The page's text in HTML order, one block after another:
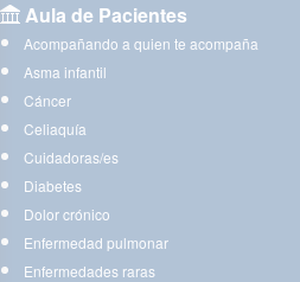
Aula de Pacientes
Acompañando a quien te acompaña
Asma infantil
Cáncer
Celiaquía
Cuidadoras/es
Diabetes
Dolor crónico
Enfermedad pulmonar
Enfermedades raras